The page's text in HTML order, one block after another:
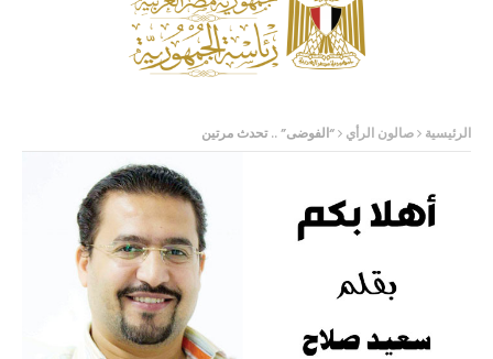
الرئيسية صالون الرأي “الفوضى” .. تحدث مرتين